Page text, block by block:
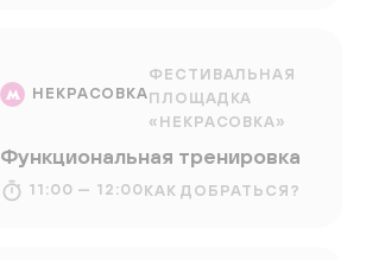
НЕКРАСОВКА
ФЕСТИВАЛЬНАЯ
ПЛОЩАДКА
«НЕКРАСОВКА»
Функциональная тренировка
11:00 — 12:00КАК ДОБРАТЬСЯ?